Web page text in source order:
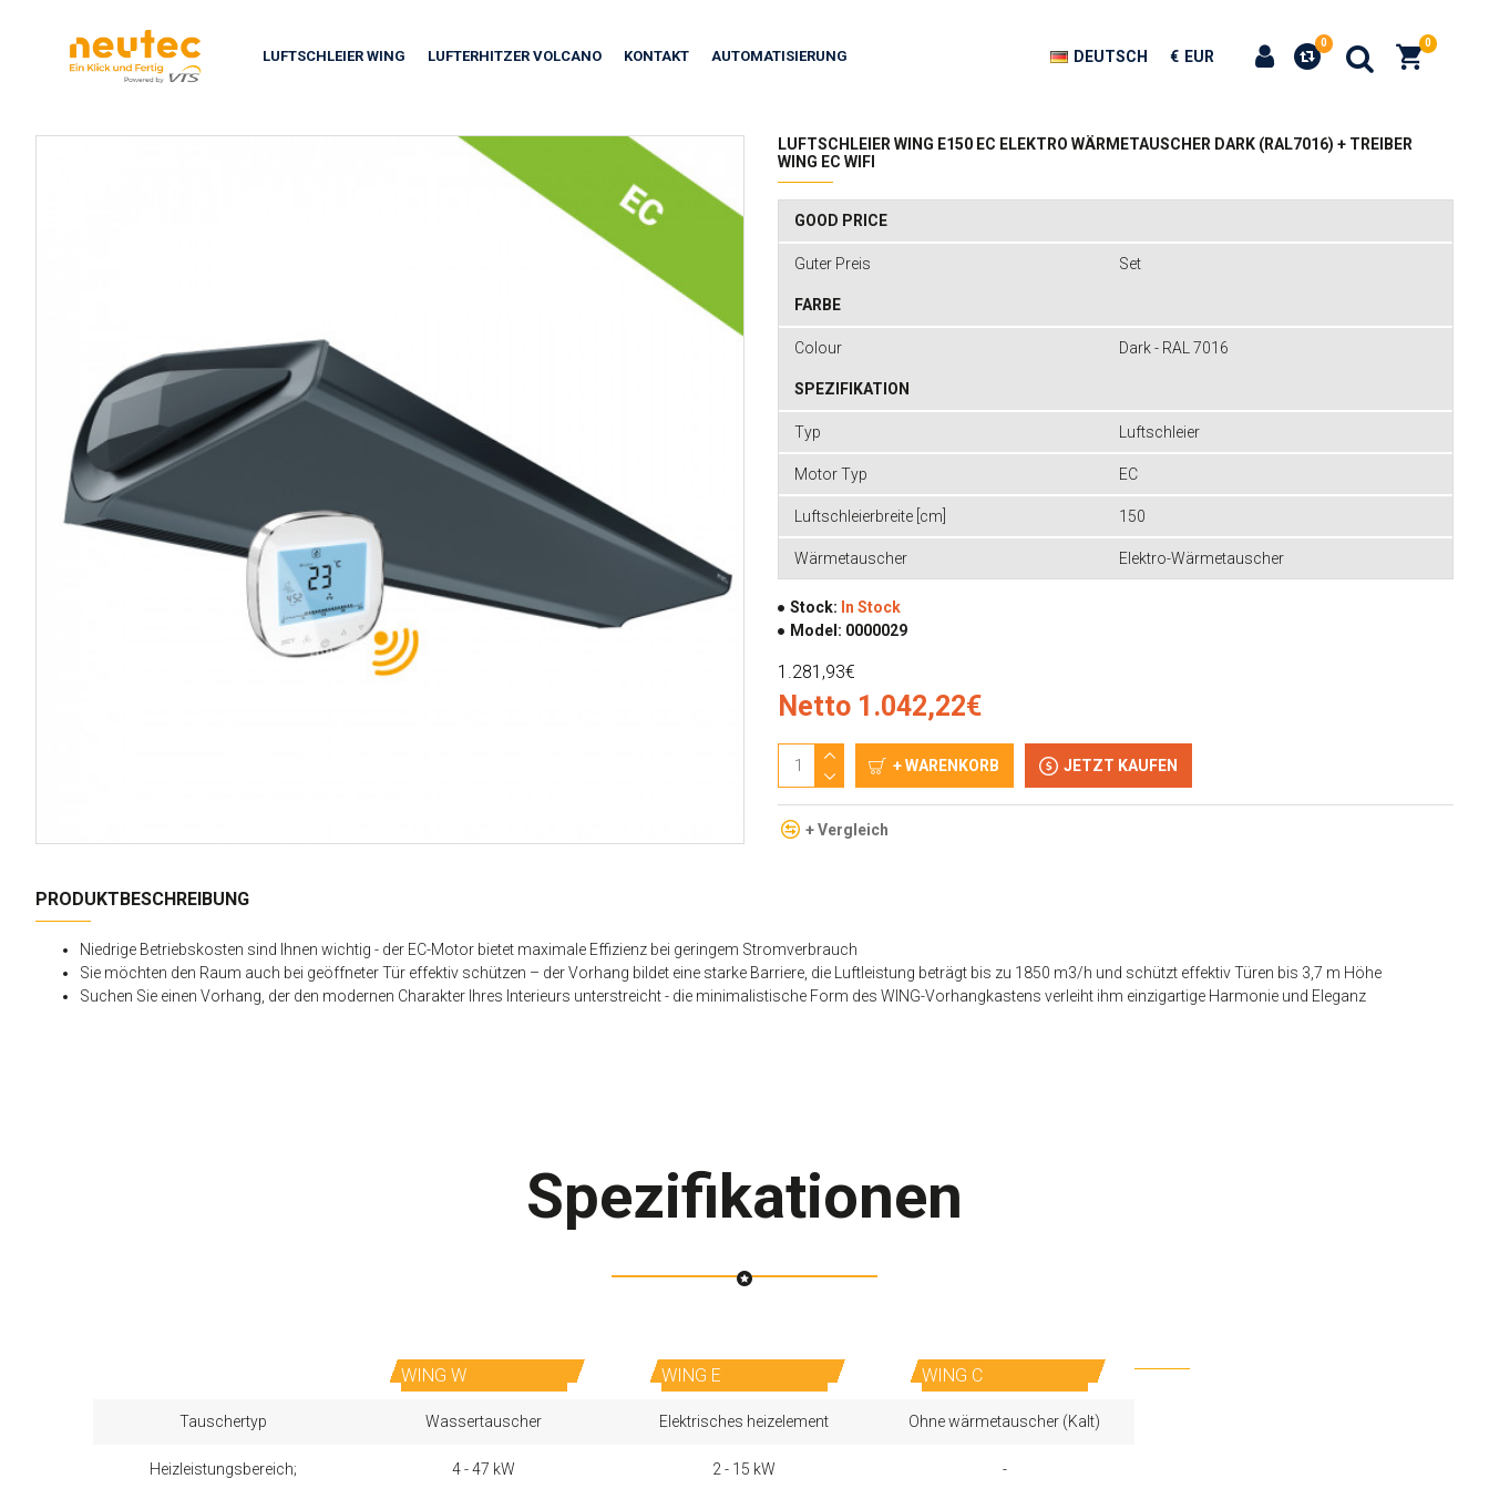
LUFTSCHLEIER WING LUFTERHITZER VOLCANO KONTAKT AUTOMATISIERUNG DEUTSCH € EUR
0 0
LUFTSCHLEIER WING E150 EC ELEKTRO WÄRMETAUSCHER DARK (RAL7016) + TREIBER
WING EC WIFI
GOOD PRICE
Guter Preis Set
FARBE
Colour Dark - RAL 7016
SPEZIFIKATION
Typ Luftschleier
Motor Typ EC
Luftschleierbreite [cm] 150
Wärmetauscher Elektro-Wärmetauscher
Stock: In Stock
Model: 0000029
1.281,93€
Netto 1.042,22€
+ WARENKORB JETZT KAUFEN
+ Vergleich
PRODUKTBESCHREIBUNG
Niedrige Betriebskosten sind Ihnen wichtig - der EC-Motor bietet maximale Effizienz bei geringem Stromverbrauch
Sie möchten den Raum auch bei geöffneter Tür effektiv schützen – der Vorhang bildet eine starke Barriere, die Luftleistung beträgt bis zu 1850 m3/h und schützt effektiv Türen bis 3,7 m Höhe
Suchen Sie einen Vorhang, der den modernen Charakter Ihres Interieurs unterstreicht- die minimalistische Form des WING-Vorhangkastens verleiht ihm einzigartige Harmonie und Eleganz
Spezifikationen
WING W WING E WING C
Tauschertyp Wassertauscher Elektrisches heizelement Ohne wärmetauscher (Kalt)
Heizleistungsbereich; 4 - 47 kW 2 - 15 kW -